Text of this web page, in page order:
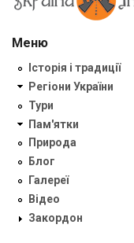
Меню
Історія і традиції
Регіони України
Тури
Пам'ятки
Природа
Блог
Галереї
Відео
Закордон